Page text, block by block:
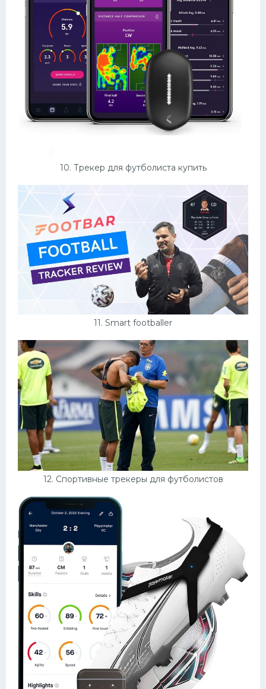
10. Трекер для футболиста купить
11. Smart footballer
12. Спортивные трекеры для футболистов